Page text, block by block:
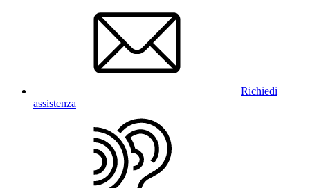
Richiedi
assistenza